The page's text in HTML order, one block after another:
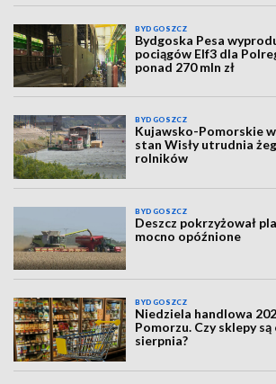
BYDGOSZCZ
Bydgoska Pesa
pociągów Elf3 dla
ponad 270 mln zł
BYDGOSZCZ
Kujawsko-Pomorskie
stan Wisły utrudnia
rolników
BYDGOSZCZ
Deszcz pokrzyżował
mocno opóźnione
BYDGOSZCZ
Niedziela handlowa
Pomorzu. Czy sklepy
sierpnia?